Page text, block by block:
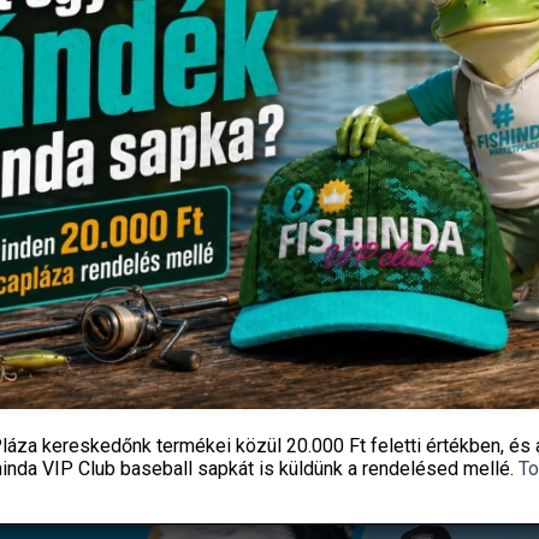
Cukk Mini Puffi
1 190Ft
PecaPláza
VÁLASZTÁSA
a
Kamasaki OWL Körforgó
490
PecaPláza
KOSÁRBA TESZEM
a
kereskedőnk termékei közül 20.000 Ft felettiértékben, és
VIP Club baseball sapkátis küldünk a rendelésed mellé.